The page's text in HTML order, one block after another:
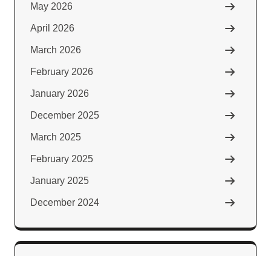
May 2026
April 2026
March 2026
February 2026
January 2026
December 2025
March 2025
February 2025
January 2025
December 2024